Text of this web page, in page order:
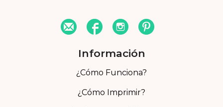
Información
¿Cómo Funciona?
¿Cómo Imprimir?